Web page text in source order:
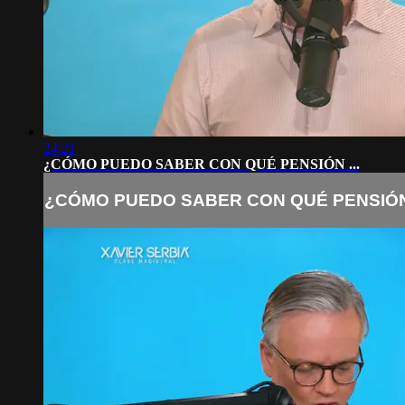
24:21
¿CÓMO PUEDO SABER CON QUÉ PENSIÓN ...
¿CÓMO PUEDO SABER CON QUÉ